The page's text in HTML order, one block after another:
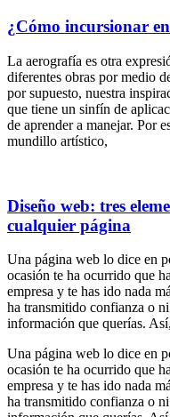
¿Cómo incursionar
La aerografía es otra
diferentes obras por medio
por supuesto, nuestra
que tiene un sinfín de
de aprender a manejar. Por
mundillo artístico,
Diseño web: tres
cualquier página
Una página web lo dice en
ocasión te ha ocurrido que
empresa y te has ido nada
ha transmitido confianza o
información que querías.
Una página web lo dice en
ocasión te ha ocurrido que
empresa y te has ido nada
ha transmitido confianza o